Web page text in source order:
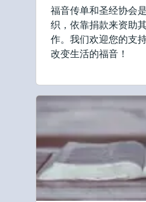
福音传单和圣经协会
织，依靠捐款来资助
作。我们欢迎您的支
改变生活的福音！